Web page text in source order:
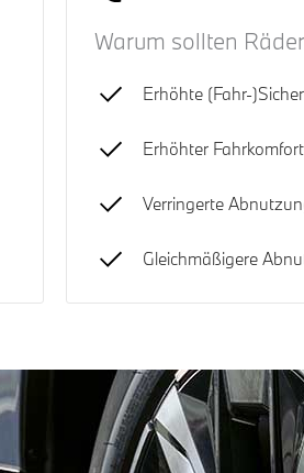
Warum sollten
Erhöhte (Fahr-
Erhöhter
Verringerte
Gleichmäßigere